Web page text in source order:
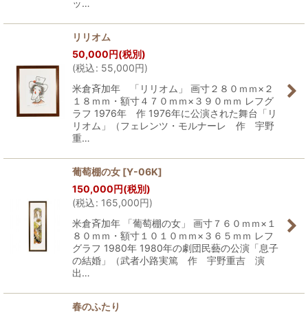
ッ…
リリオム
50,000円(税別)
(税込: 55,000円)
米倉斉加年 「リリオム」 画寸２８０ｍｍ×２
１８ｍｍ・額寸４７０ｍｍ×３９０ｍｍ レフグ
ラフ 1976年 作 1976年に公演された舞台「リ
リオム」（フェレンツ・モルナーレ 作 宇野
重…
葡萄棚の女 [Y-06K]
150,000円(税別)
(税込: 165,000円)
米倉斉加年 「葡萄棚の女」 画寸７６０ｍｍ×１
８０ｍｍ・額寸１０１０ｍｍ×３６５ｍｍ レフ
グラフ 1980年 1980年の劇団民藝の公演「息子
の結婚」（武者小路実篤 作 宇野重吉 演
出…
春のふたり